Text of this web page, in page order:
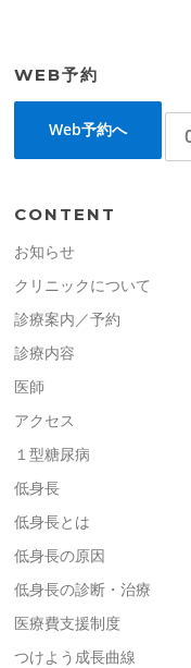
WEB予約
Web予約へ
CONTENT
お知らせ
クリニックについて
診療案内／予約
診療内容
医師
アクセス
１型糖尿病
低身長
低身長とは
低身長の原因
低身長の診断・治療
医療費支援制度
つけよう成長曲線